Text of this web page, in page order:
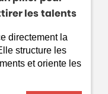
les talents
directement la
structure les
et oriente les